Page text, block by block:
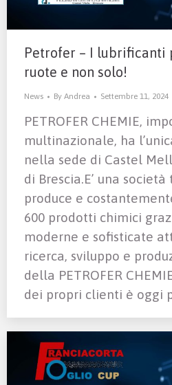
Petrofer – I lubrificanti
ruote e non solo!
News By Andrea Settembre 11, 2024
PETROFER CHEMIE,
multinazionale, ha
nella sede di Castel
di Brescia.E’ una
produce e
600 prodotti chimici
moderne e sofisticate
ricerca, sviluppo e
della PETROFER
dei propri clienti è oggi